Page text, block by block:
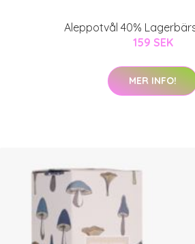
Aleppotvål 40%
159 SEK
MER INFO!